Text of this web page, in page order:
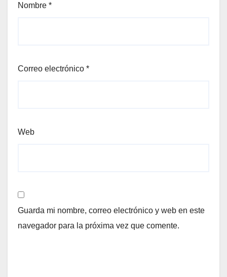
Nombre *
Correo electrónico *
Web
Guarda mi nombre, correo electrónico y web en este
navegador para la próxima vez que comente.